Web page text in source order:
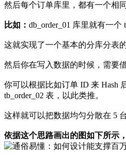
然后每个订单库里，都有一个相
比如： db_order_01 库里就有一个
这就实现了一个基本的分库分表
然后你在写入数据的时候，需要
你可以根据比如订单 ID 来 Hash
tb_order_02 表，以此类推。
这样就可以把数据均匀分散在 5
依据这个思路画出的图如下所示